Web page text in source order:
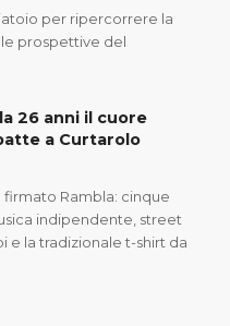
per ripercorrere la
prospettive del
26 anni il cuore
a Curtarolo
firmato Rambla: cinque
indipendente, street
e la tradizionale t-shirt da